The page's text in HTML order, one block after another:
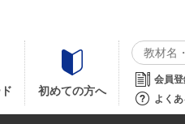
初めての方へ
会員
よく